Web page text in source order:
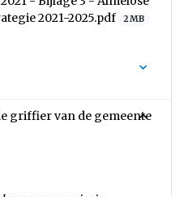
2021-2025.pdf
2 MB
griffier van de gemeente